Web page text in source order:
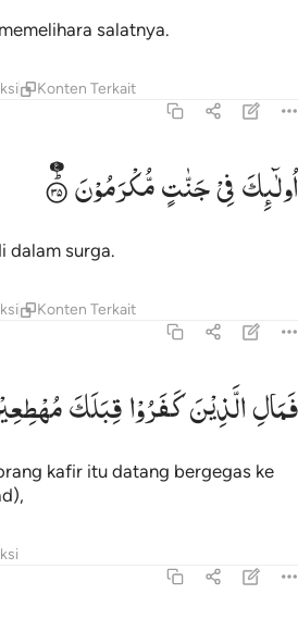
salatnya.
Konten Terkait
اولايك في جنات مكرمون ٣٥
أُو۟لَـٰٓئِكَ فِى جَنَّـٰتٍۢ مُّكْرَمُونَ ٣٥
اُولٰٓىِٕكَفِیْجَنّٰتٍمُّكْرَمُوْنَ
dalam surga.
Konten Terkait
فمال الذين كفروا قبلك مهطعين ٣٦
فَمَالِ ٱلَّذِينَ كَفَرُوا۟ قِبَلَكَ مُهْطِعِينَ ٣٦
فَمَالِالَّذِیْنَكَفَرُوْاقِبَلَكَ
kafir itu datang bergegas ke